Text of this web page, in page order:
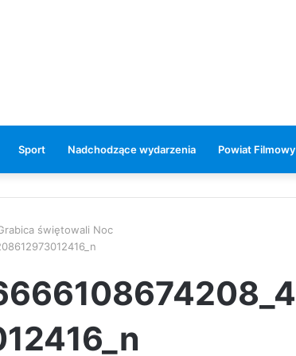
Sport Nadchodzące wydarzenia Powiat Filmowy
świętowali Noc